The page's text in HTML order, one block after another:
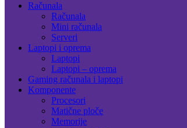
Računala
Računala
Mini računala
Serveri
Laptopi i oprema
Laptopi
Laptopi – oprema
Gaming računala i laptopi
Komponente
Procesori
Matične ploče
Memorije